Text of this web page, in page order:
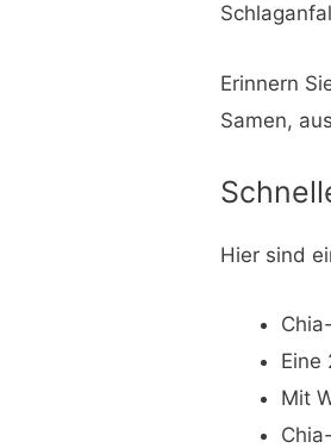
Erinnern
Samen,
Hier sind
Eine
Mit